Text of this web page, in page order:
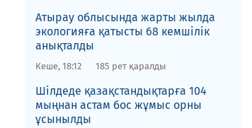
​Атырау облысында жарты жылда
экологияға қатысты 68 кемшілік
анықталды
Кеше, 18:12 185 рет қаралды
​Шілдеде қазақстандықтарға 104
мыңнан астам бос жұмыс орны
ұсынылды